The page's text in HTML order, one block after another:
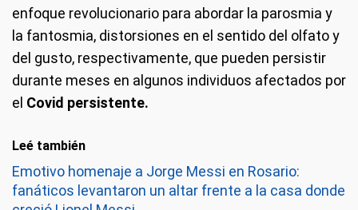
enfoque revolucionario para abordar la parosmia y
la fantosmia, distorsiones en el sentido del olfato y
del gusto, respectivamente, que pueden persistir
durante meses en algunos individuos afectados por
el Covid persistente.
Leé también
Emotivo homenaje a Jorge Messi en Rosario:
fanáticos levantaron un altar frente a la casa donde